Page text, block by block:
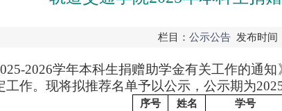
栏目： 公示公告 发布时间
2026学年本科生捐赠助学金有关工作的通
工作。现将拟推荐名单予以公示，公示期为
序号 姓名 学号